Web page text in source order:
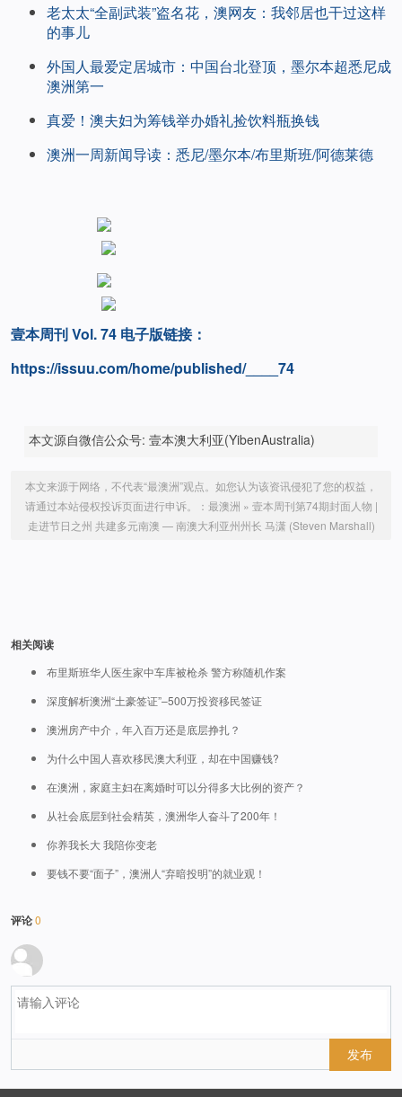
老太太“全副武装”盗名花，澳网友：我邻居也干过这样
的事儿
外国人最爱定居城市：中国台北登顶，墨尔本超悉尼成
澳洲第一
真爱！澳夫妇为筹钱举办婚礼捡饮料瓶换钱
澳洲一周新闻导读：悉尼/墨尔本/布里斯班/阿德莱德
壹本周刊 Vol. 74 电子版链接：
https://issuu.com/home/published/____74
本文源自微信公众号: 壹本澳大利亚(YibenAustralia)
本文来源于网络，不代表“最澳洲”观点。如您认为该资讯侵犯了您的权益，
请通过本站侵权投诉页面进行申诉。： 最澳洲 » 壹本周刊第74期封面人物 |
走进节日之州 共建多元南澳 — 南澳大利亚州州长 马潇 (Steven Marshall)
相关阅读
布里斯班华人医生家中车库被枪杀 警方称随机作案
深度解析澳洲“土豪签证”–500万投资移民签证
澳洲房产中介，年入百万还是底层挣扎？
为什么中国人喜欢移民澳大利亚，却在中国赚钱?
在澳洲，家庭主妇在离婚时可以分得多大比例的资产？
从社会底层到社会精英，澳洲华人奋斗了200年！
你养我长大 我陪你变老
要钱不要“面子”，澳洲人“弃暗投明”的就业观！
评论0
发布